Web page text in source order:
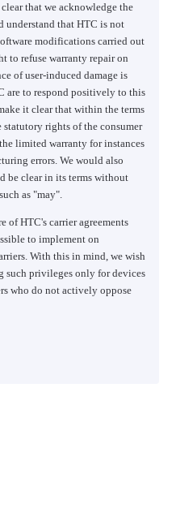
that we acknowledge the
understand that HTC is not
modifications carried out
to refuse warranty repair on
of user-induced damage is
are to respond positively to this
it clear that within the terms
rights of the consumer
limited warranty for instances
errors. We would also
be clear in its terms without
as "may".
of HTC's carrier agreements
to implement on
With this in mind, we wish
such privileges only for devices
who do not actively oppose